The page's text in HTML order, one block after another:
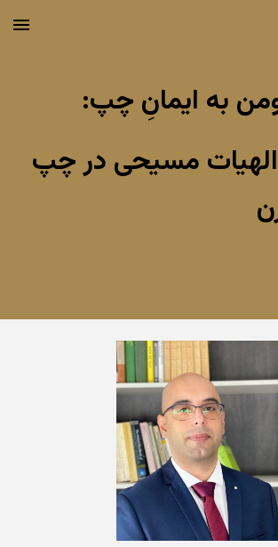
Skip to main content
به ایمانِ چپ:
الهیات مسیحی در چپ